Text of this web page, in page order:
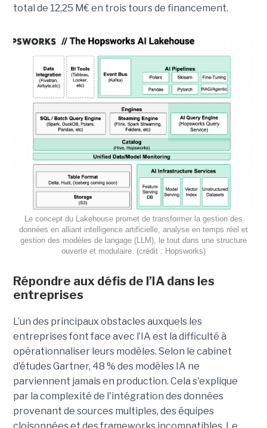
total de 12,25 M€ en trois tours de financement.
Le concept du Lakehouse promet de transformer la gestion des
données en alliant intelligence artificielle, analyse en temps réel et
gestion des modèles de langage (LLM), le tout dans une structure
ouverte et modulaire. (crédit : Hopsworks)
Répondre aux défis de l’IA dans les
entreprises
L’un des principaux obstacles auxquels les
entreprises font face avec l’IA est la difficulté à
opérationnaliser leurs modèles. Selon le cabinet
d’études Gartner, 48 % des modèles IA ne
parviennent jamais en production. Cela s'explique
par la complexité de l'intégration des données
provenant de sources multiples, des équipes
cloisonnées et des frameworks incompatibles. Le